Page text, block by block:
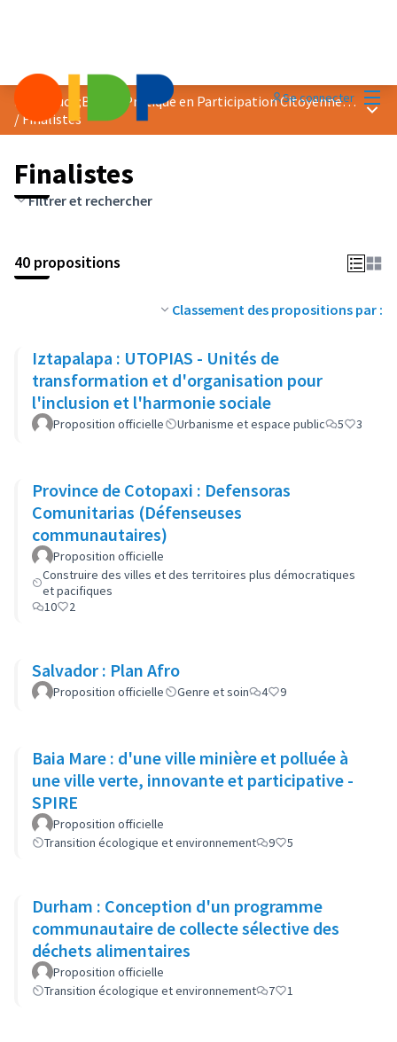
Se connecter
Prix &quot;Bonne Pratique en Participation Citoyenne&quot; 2024
/Finalistes
Finalistes
Filtrer et rechercher
40 propositions
Classement des propositions par :
Iztapalapa : UTOPIAS - Unités de
transformation et d'organisation pour
l'inclusion et l'harmonie sociale
Proposition officielle Urbanisme et espace public 5 3
Province de Cotopaxi : Defensoras
Comunitarias (Défenseuses
communautaires)
Proposition officielle
Construire des villes et des territoires plus démocratiques
et pacifiques
10
2
Salvador : Plan Afro
Proposition officielle Genre et soin 4 9
Baia Mare : d'une ville minière et polluée à
une ville verte, innovante et participative -
SPIRE
Proposition officielle
Transition écologique et environnement
9 5
Durham : Conception d'un programme
communautaire de collecte sélective des
déchets alimentaires
Proposition officielle
Transition écologique et environnement
7 1